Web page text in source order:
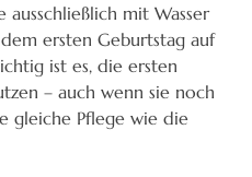
ausschließlich mit Wasser
ersten Geburtstag auf
ist es, die ersten
– auch wenn sie noch
gleiche Pflege wie die